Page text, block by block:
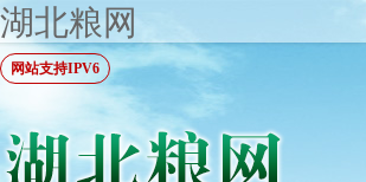
湖北粮网
网站支持IPV6